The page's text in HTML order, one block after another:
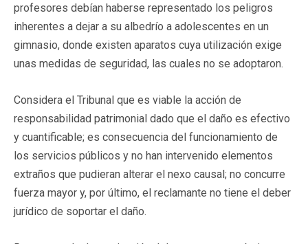
profesores debían haberse representado los peligros
inherentes a dejar a su albedrío a adolescentes en un
gimnasio, donde existen aparatos cuya utilización exige
unas medidas de seguridad, las cuales no se adoptaron.
Considera el Tribunal que es viable la acción de
responsabilidad patrimonial dado que el daño es efectivo
y cuantificable; es consecuencia del funcionamiento de
los servicios públicos y no han intervenido elementos
extraños que pudieran alterar el nexo causal; no concurre
fuerza mayor y, por último, el reclamante no tiene el deber
jurídico de soportar el daño.